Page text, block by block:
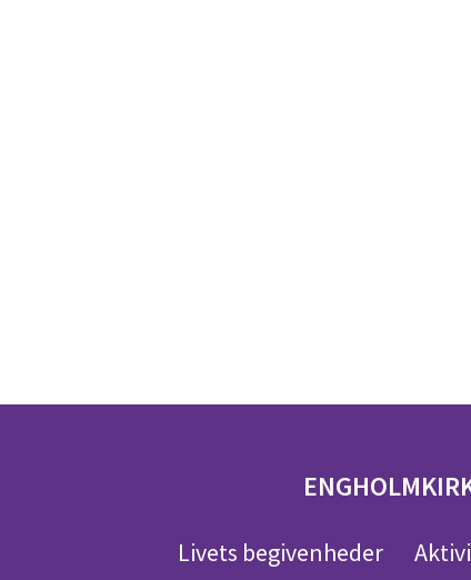
Livets begivenheder